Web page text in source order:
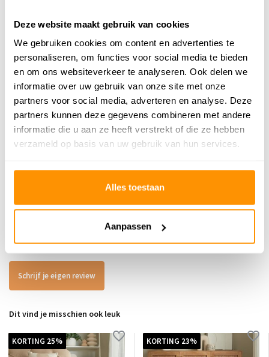
Deze website maakt gebruik van cookies
We gebruiken cookies om content en advertenties te
personaliseren, om functies voor social media te bieden
en om ons websiteverkeer te analyseren. Ook delen we
informatie over uw gebruik van onze site met onze
partners voor social media, adverteren en analyse. Deze
partners kunnen deze gegevens combineren met andere
informatie die u aan ze heeft verstrekt of die ze hebben
verzameld op basis van uw gebruik van hun services.
Alles toestaan
Aanpassen
159,95
Buy now, pay later
buiten?
Binnen
Anti allergie Nee
Er zijn nog geen reviews geschreven over dit product..
Schrijf je eigen review
Dit vind je misschien ook leuk
KORTING 25% KORTING 23%